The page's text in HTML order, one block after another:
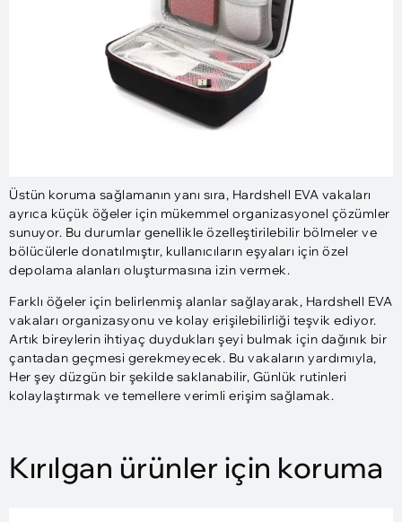
Üstün koruma sağlamanın yanı sıra, Hardshell EVA vakaları
ayrıca küçük öğeler için mükemmel organizasyonel çözümler
sunuyor. Bu durumlar genellikle özelleştirilebilir bölmeler ve
bölücülerle donatılmıştır, kullanıcıların eşyaları için özel
depolama alanları oluşturmasına izin vermek.
Farklı öğeler için belirlenmiş alanlar sağlayarak, Hardshell EVA
vakaları organizasyonu ve kolay erişilebilirliği teşvik ediyor.
Artık bireylerin ihtiyaç duydukları şeyi bulmak için dağınık bir
çantadan geçmesi gerekmeyecek. Bu vakaların yardımıyla,
Her şey düzgün bir şekilde saklanabilir, Günlük rutinleri
kolaylaştırmak ve temellere verimli erişim sağlamak.
Kırılgan ürünler için koruma